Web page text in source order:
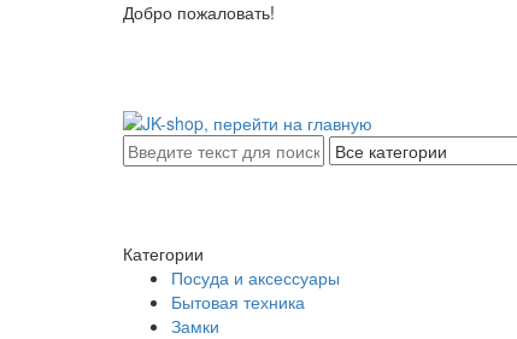
Добро пожаловать!
Категории
Посуда и аксессуары
Бытовая техника
Замки